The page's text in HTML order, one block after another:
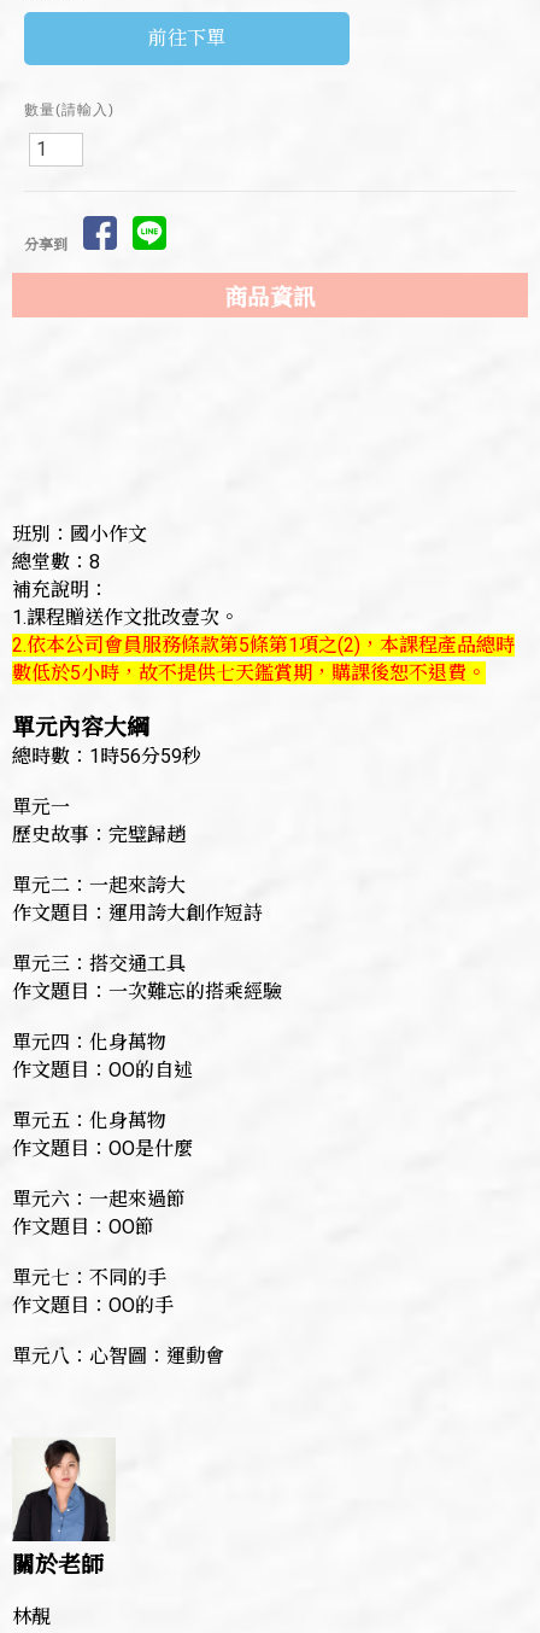
前往下單
數量(請輸入)
分享到
商品資訊
班別：國小作文
總堂數：8
補充說明：
1.課程贈送作文批改壹次。
2.依本公司會員服務條款第5條第1項之(2)，本課程產品總時
數低於5小時，故不提供七天鑑賞期，購課後恕不退費。
單元內容大綱
總時數：1時56分59秒
單元一
歷史故事：完璧歸趙
單元二：一起來誇大
作文題目：運用誇大創作短詩
單元三：搭交通工具
作文題目：一次難忘的搭乘經驗
單元四：化身萬物
作文題目：OO的自述
單元五：化身萬物
作文題目：OO是什麼
單元六：一起來過節
作文題目：OO節
單元七：不同的手
作文題目：OO的手
單元八：心智圖：運動會
關於老師
林靚